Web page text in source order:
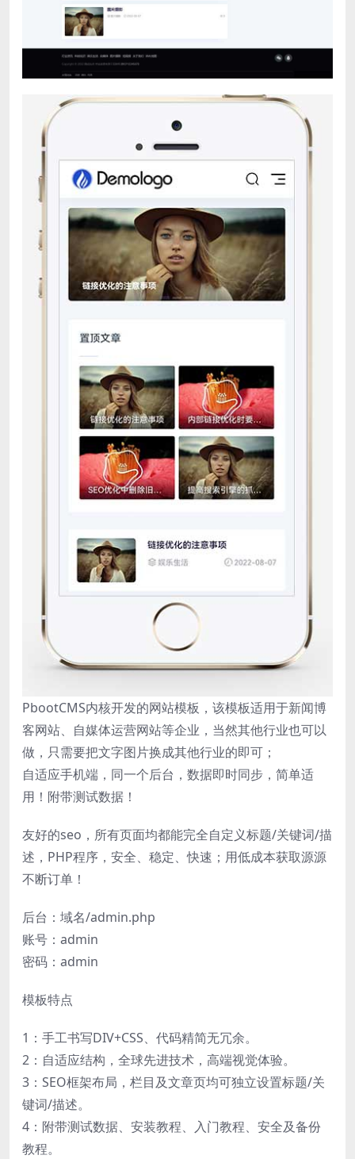
PbootCMS内核开发的网站模板，该模板适用于新闻博
客网站、自媒体运营网站等企业，当然其他行业也可以
做，只需要把文字图片换成其他行业的即可；
自适应手机端，同一个后台，数据即时同步，简单适
用！附带测试数据！
友好的seo，所有页面均都能完全自定义标题/关键词/描
述，PHP程序，安全、稳定、快速；用低成本获取源源
不断订单！
后台：域名/admin.php
账号：admin
密码：admin
模板特点
1：手工书写DIV+CSS、代码精简无冗余。
2：自适应结构，全球先进技术，高端视觉体验。
3：SEO框架布局，栏目及文章页均可独立设置标题/关
键词/描述。
4：附带测试数据、安装教程、入门教程、安全及备份
教程。